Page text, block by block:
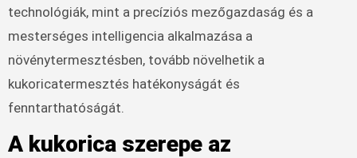
technológiák, mint a precíziós mezőgazdaság és a
mesterséges intelligencia alkalmazása a
növénytermesztésben, tovább növelhetik a
kukoricatermesztés hatékonyságát és
fenntarthatóságát.
A kukorica szerepe az